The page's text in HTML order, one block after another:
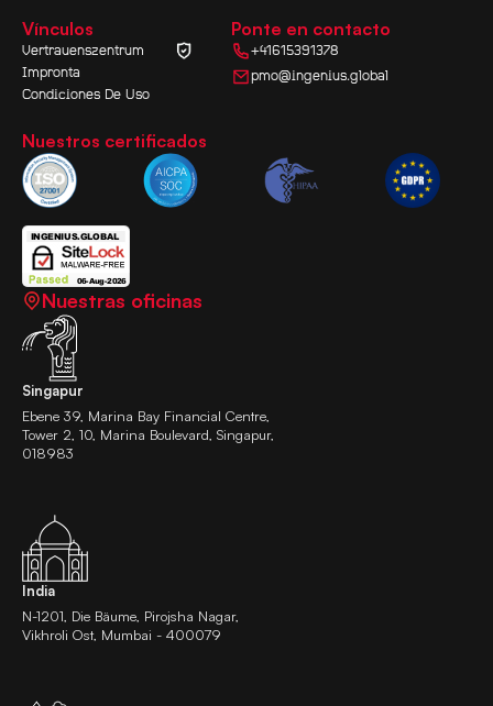
Vínculos
Vertrauenszentrum
Impronta
Condiciones De Uso
Ponte en contacto
+41615391378
pmo@ingenius.global
Nuestros certificados
Nuestras oficinas
Singapur
Ebene 39, Marina Bay Financial Centre,
Tower 2, 10, Marina Boulevard, Singapur,
018983
India
N-1201, Die Bäume, Pirojsha Nagar,
Vikhroli Ost, Mumbai - 400079